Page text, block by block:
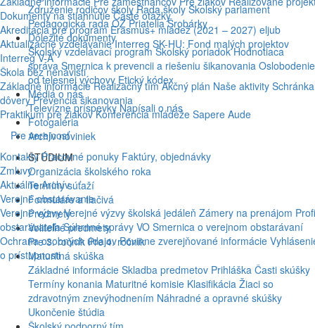
Dokumenty na stiahnutie Časté otázky
Akreditácia pre program Erasmus+ mládež (2021 – 2027) eljub
Aktualizačné vzdelávanie Interreg SK-HU: Fond malých projektov
Interreg V-A
Škola bez nenávisti
Základné informácie Realizačný tím Akčný plán Naše aktivity Schránka
dôvery Prevencia šikanovania
Praktikum pre žiakov Konferencia mládeže Sapere Aude
Pre verejnosť
Kontakty Pracovné ponuky Faktúry, objednávky
Zmluvy
Aktuálne Archív
Verejné obstarávanie
Verejné výzvy Verejné výzvy školská jedáleň Zámery na prenájom
obstarávateľa Súhrnné správy VO Smernica o verejnom obstarávaní
Ochrana osobných údajov Povinne zverejňované informácie
o prístupnosti
Združenie rodičov školy Rada školy Školský parlament
Pedagogická rada OZ Priatelia Šrobárky
Dôležité dokumenty
Školský vzdelávací program Školský poriadok Hodnotiaca
správa Smernica k prevencii a riešeniu šikanovania Oslobodenie
od telesnej výchovy Etický kódex
Médiá o nás
Televízne príspevky Napísali o nás
Fotogaléria
Archív noviniek
ŠTÚDIUM
Organizácia školského roka
Termíny súťaží
Formuláre a tlačivá
Predmety
Voliteľné predmety
Pre 3. ročník Pre 4. ročník
Maturitná skúška
Základné informácie Skladba predmetov Prihláška Časti skúšky
Termíny konania Maturitné komisie Klasifikácia Žiaci so
zdravotným znevýhodnením Náhradné a opravné skúšky
Ukončenie štúdia